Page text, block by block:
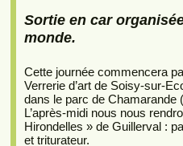
Sortie en car
monde.
Cette journée commencera
Verrerie d’art de Soisy-sur-
dans le parc de Chamarande
L’après-midi nous nous
Hirondelles » de Guillerval :
et triturateur.